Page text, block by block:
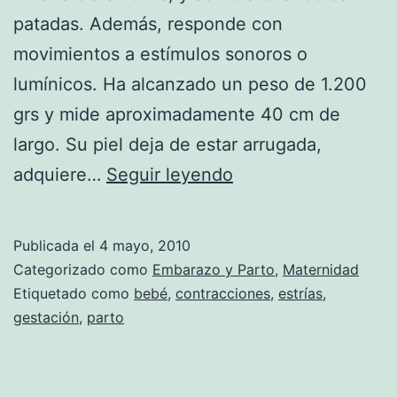
patadas. Además, responde con
movimientos a estímulos sonoros o
lumínicos. Ha alcanzado un peso de 1.200
grs y mide aproximadamente 40 cm de
largo. Su piel deja de estar arrugada,
adquiere… Seguir leyendo
de
embarazo
Publicada el 4 mayo, 2010
Categorizado como Embarazo y Parto, Maternidad
Etiquetado como bebé, contracciones, estrías,
gestación, parto